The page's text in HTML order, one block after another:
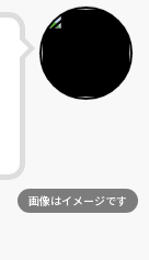
画像はイメージです